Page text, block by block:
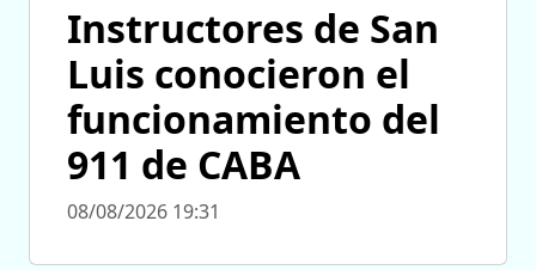
Instructores de San
Luis conocieron el
funcionamiento del
911 de CABA
08/08/2026 19:31